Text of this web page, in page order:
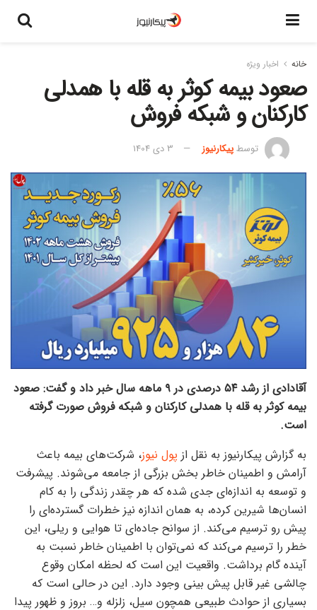
خانه اخبار ویژه
صعود بیمه کوثر به قله با همدلی
کارکنان و شبکه فروش
توسطپیکارنیوز 3 دی 1404
آقادادی از رشد ۵۴ درصدی در ۹ ماهه سال خبر داد و گفت: صعود
بیمه کوثر به قله با همدلی کارکنان و شبکه فروش صورت گرفته
است.
به گزارش پیکارنیوز به نقل از پول نیوز، شرکت‌های بیمه باعث
آرامش و اطمینان خاطر بخش بزرگی از جامعه می‌شوند. پیشرفت
و توسعه به اندازه‌ای جدی شده که هر چقدر زندگی را به کام
انسان‌ها شیرین کرده، به همان اندازه نیز خطرات گسترده‌ای را
پیش رو ترسیم می‌کند. از سوانح جاده‌ای تا هوایی و ریلی، این
خطر را ترسیم می‌کند که نمی‌توان با اطمینان خاطر نسبت به
آینده گام برداشت. واقعیت این است که لحظه امکان وقوع
چالشی غیر قابل پیش بینی وجود دارد. این در حالی است که
بسیاری از حوادث طبیعی همچون سیل، زلزله و… بروز و ظهور پیدا